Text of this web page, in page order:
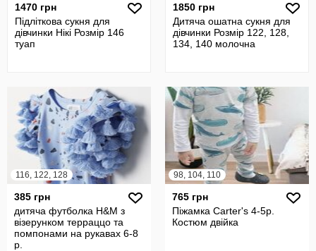
1470 грн
Підліткова сукня для
дівчинки Нікі Розмір 146
туап
1850 грн
Дитяча ошатна сукня для
дівчинки Розмір 122, 128,
134, 140 молочна
116, 122, 128
385 грн
дитяча футболка H&M з
візерунком терраццо та
помпонами на рукавах 6-8
р.
98, 104, 110
765 грн
Піжамка Carter's 4-5р.
Костюм двійка